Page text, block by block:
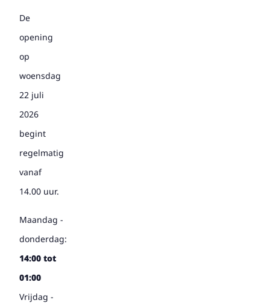
De
opening
op
woensdag
22 juli
2026
begint
regelmatig
vanaf
14.00 uur.
Maandag -
donderdag:
14:00 tot
01:00
Vrijdag -